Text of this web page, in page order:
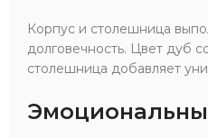
Корпус и столешница
долговечность. Цвет дуб
столешница добавляет